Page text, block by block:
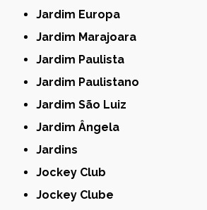
Jardim Europa
Jardim Marajoara
Jardim Paulista
Jardim Paulistano
Jardim São Luiz
Jardim Ângela
Jardins
Jockey Club
Jockey Clube